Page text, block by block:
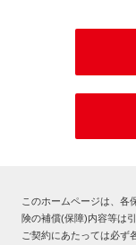
このホームページは、各
険の補償(保障)内容等は
ご契約にあたっては必